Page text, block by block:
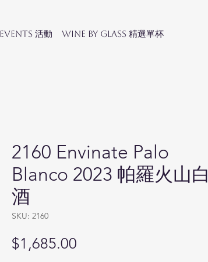
Events 活動 Wine by Glass 精選單杯
2160 Envinate Palo
Blanco 2023 帕羅火山白
酒
SKU: 2160
$1,685.00